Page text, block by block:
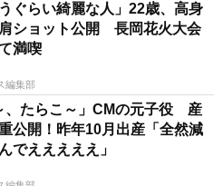
ぐらい綺麗な人」22歳、高身
ショット公開 長岡花火大会
満喫
編集部
、たらこ～」CMの元子役 産
公開！昨年10月出産「全然減
でえええええ」